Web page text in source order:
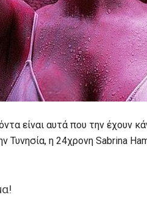
είναι αυτά που την έχουν
Τυνησία, η 24χρονη Sabrina